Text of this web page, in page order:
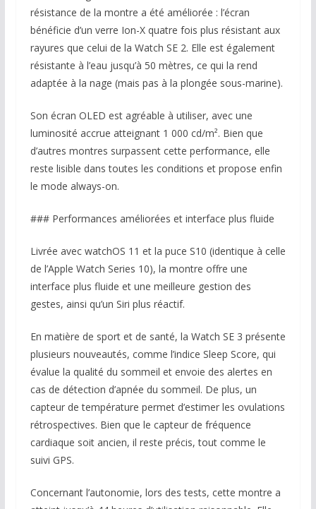
résistance de la montre a été améliorée : l’écran
bénéficie d’un verre Ion-X quatre fois plus résistant aux
rayures que celui de la Watch SE 2. Elle est également
résistante à l’eau jusqu’à 50 mètres, ce qui la rend
adaptée à la nage (mais pas à la plongée sous-marine).
Son écran OLED est agréable à utiliser, avec une
luminosité accrue atteignant 1 000 cd/m². Bien que
d’autres montres surpassent cette performance, elle
reste lisible dans toutes les conditions et propose enfin
le mode always-on.
### Performances améliorées et interface plus fluide
Livrée avec watchOS 11 et la puce S10 (identique à celle
de l’Apple Watch Series 10), la montre offre une
interface plus fluide et une meilleure gestion des
gestes, ainsi qu’un Siri plus réactif.
En matière de sport et de santé, la Watch SE 3 présente
plusieurs nouveautés, comme l’indice Sleep Score, qui
évalue la qualité du sommeil et envoie des alertes en
cas de détection d’apnée du sommeil. De plus, un
capteur de température permet d’estimer les ovulations
rétrospectives. Bien que le capteur de fréquence
cardiaque soit ancien, il reste précis, tout comme le
suivi GPS.
Concernant l’autonomie, lors des tests, cette montre a